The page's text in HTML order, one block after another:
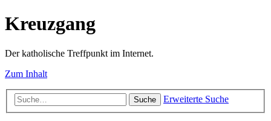
Kreuzgang
Der katholische Treffpunkt im Internet.
Zum Inhalt
Suche Erweiterte Suche